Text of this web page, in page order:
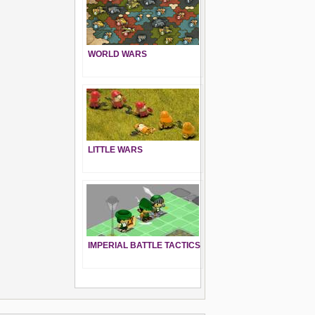
WORLD WARS
LITTLE WARS
IMPERIAL BATTLE TACTICS